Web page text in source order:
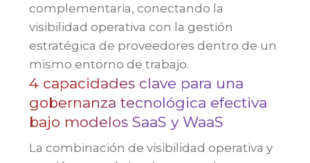
complementaria, conectando la
visibilidad operativa con la gestión
estratégica de proveedores dentro de un
mismo entorno de trabajo.
4 capacidades clave para una
gobernanza tecnológica efectiva
bajo modelos SaaS y WaaS
La combinación de visibilidad operativa y